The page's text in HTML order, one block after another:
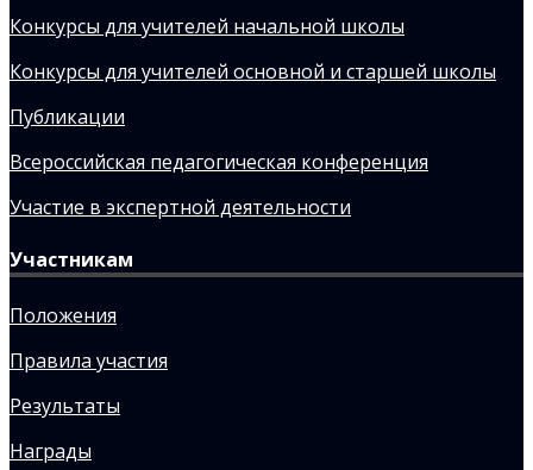
Конкурсы для учителей начальной школы
Конкурсы для учителей основной и старшей школы
Публикации
Всероссийская педагогическая конференция
Участие в экспертной деятельности
Участникам
Положения
Правила участия
Результаты
Награды